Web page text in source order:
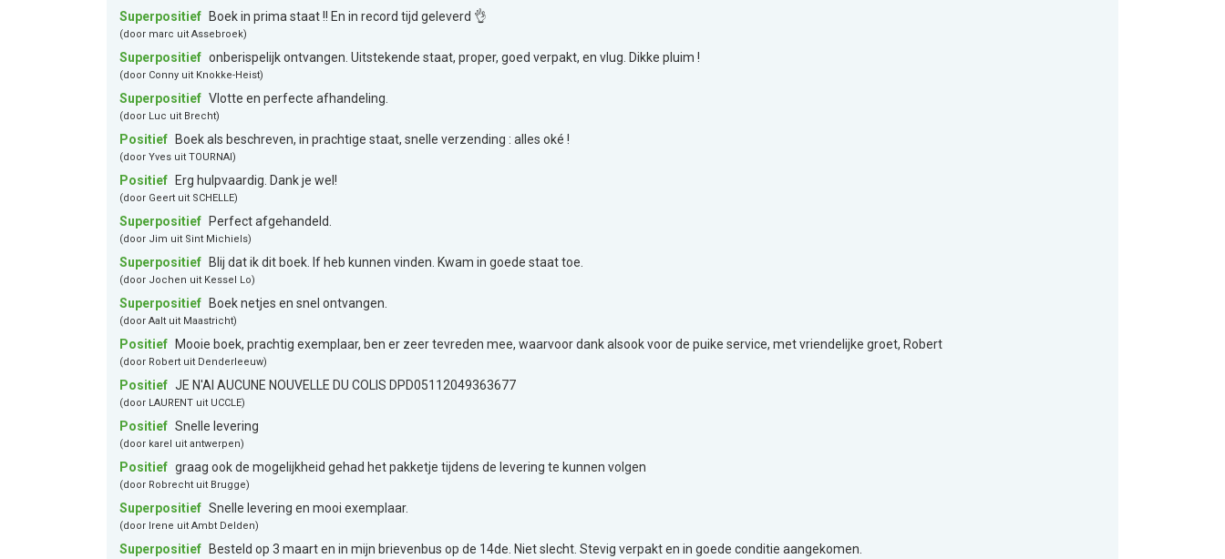
Superpositief Boek in prima staat !! En in record tijd geleverd 👌
(door marc uit Assebroek)
Superpositief onberispelijk ontvangen. Uitstekende staat, proper, goed verpakt, en vlug. Dikke pluim !
(door Conny uit Knokke-Heist)
Superpositief Vlotte en perfecte afhandeling.
(door Luc uit Brecht)
Positief Boek als beschreven, in prachtige staat, snelle verzending : alles oké !
(door Yves uit TOURNAI)
Positief Erg hulpvaardig. Dank je wel!
(door Geert uit SCHELLE)
Superpositief Perfect afgehandeld.
(door Jim uit Sint Michiels)
Superpositief Blij dat ik dit boek. If heb kunnen vinden. Kwam in goede staat toe.
(door Jochen uit Kessel Lo)
Superpositief Boek netjes en snel ontvangen.
(door Aalt uit Maastricht)
Positief Mooie boek, prachtig exemplaar, ben er zeer tevreden mee, waarvoor dank alsook voor de puike service, met vriendelijke groet, Robert
(door Robert uit Denderleeuw)
Positief JE N'AI AUCUNE NOUVELLE DU COLIS DPD05112049363677
(door LAURENT uit UCCLE)
Positief Snelle levering
(door karel uit antwerpen)
Positief graag ook de mogelijkheid gehad het pakketje tijdens de levering te kunnen volgen
(door Robrecht uit Brugge)
Superpositief Snelle levering en mooi exemplaar.
(door Irene uit Ambt Delden)
Superpositief Besteld op 3 maart en in mijn brievenbus op de 14de. Niet slecht. Stevig verpakt en in goede conditie aangekomen.